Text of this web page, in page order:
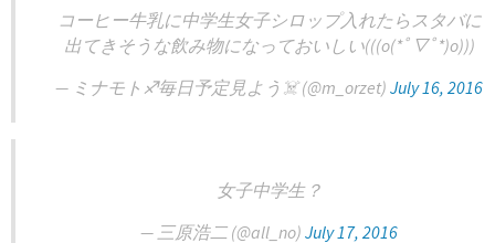
コーヒー牛乳に中学生女子シロップ入れたらスタバに
出てきそうな飲み物になっておいしい(((o(*ﾟ▽ﾟ*)o)))
— ミナモト♐️毎日予定見よう☠️ (@m_orzet) July 16, 2016
女子中学生？
— 三原浩二 (@all_no) July 17, 2016